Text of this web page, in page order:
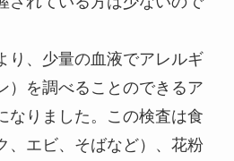
り、少量の血液でアレルギ
）を調べることのできるア
なりました。この検査は食
、エビ、そばなど）、花粉